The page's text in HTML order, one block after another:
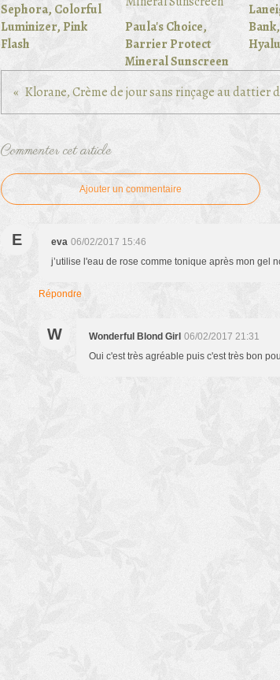
Sephora, Colorful
Luminizer, Pink
Flash
Paula's Choice,
Barrier Protect
Mineral Sunscreen
Commenter cet article
Ajouter un commentaire
E eva 06/02/2017 15:46
j’utilise l'eau de rose comme tonique après mon gel
Répondre
W Wonderful Blond Girl 06/02/2017 21:31
Oui c'est très agréable puis c'est très bon